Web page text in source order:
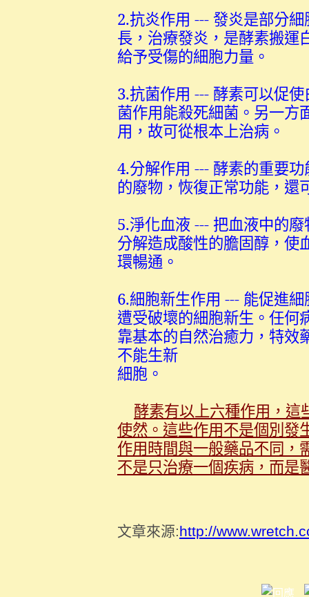
2.抗炎作用 --- 發炎是部分
長，治療發炎，是酵素搬運
給予受傷的細胞力量。
3.抗菌作用 --- 酵素可以促
菌作用能殺死細菌。另一方
用，故可從根本上治病。
4.分解作用 --- 酵素的重要
的廢物，恢復正常功能，還
5.淨化血液 --- 把血液中的
分解造成酸性的膽固醇，使
環暢通。
6.細胞新生作用 --- 能促進
遭受破壞的細胞新生。任何
靠基本的自然治癒力，特效
不能生新
細胞。
酵素有以上六種作用，這
使然。這些作用不是個別發
作用時間與一般藥品不同，
不是只治療一個疾病，而是
文章來源:http://